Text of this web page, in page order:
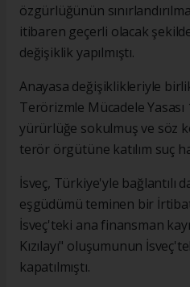
özgürlüğünün
itibaren geçerli olacak
değişiklik yapılmıştı.
Anayasa değişiklikleriyle
Terörizmle Mücadele
yürürlüğe sokulmuş ve söz
terör örgütüne katılım suç
İsveç, Türkiye'yle bağlantılı
eşgüdümü teminen bir İrtibat
İsveç'teki ana finansman
Kızılayı" oluşumunun
kapatılmıştı.